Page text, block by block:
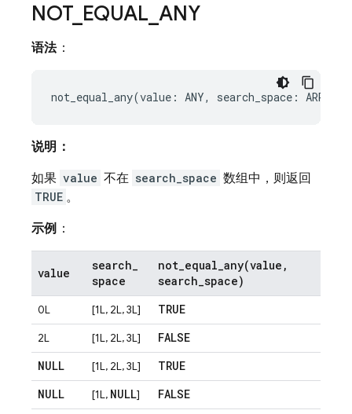
NOT_ EQUAL ANY
语法：
说明：
如果 value 不在 search_space 数组中，则返回
TRUE 。
示例 ：
value
search_
space
not_equal_any(value ,
search_space)
0L [1L, 2L, 3L] TRUE
2L [1L, 2L, 3L]
FALSE
NULL
[1L, 2L, 3L]
TRUE
NULL
[1L, NULL]
FALSE